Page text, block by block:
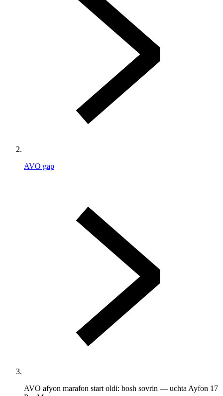
AVO gap
AVO afyon marafon start oldi: bosh sovrin — uchta Ayfon 17